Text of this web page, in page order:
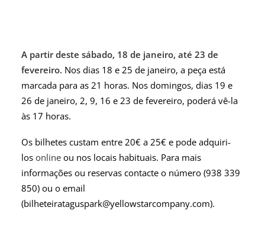
A partir deste sábado, 18 de janeiro, até 23 de
fevereiro. Nos dias 18 e 25 de janeiro, a peça está
marcada para as 21 horas. Nos domingos, dias 19 e
26 de janeiro, 2, 9, 16 e 23 de fevereiro, poderá vê-la
às 17 horas.
Os bilhetes custam entre 20€ a 25€ e pode adquiri-
los online ou nos locais habituais. Para mais
informações ou reservas contacte o número (938 339
850) ou o email
(bilheteirataguspark@yellowstarcompany.com).